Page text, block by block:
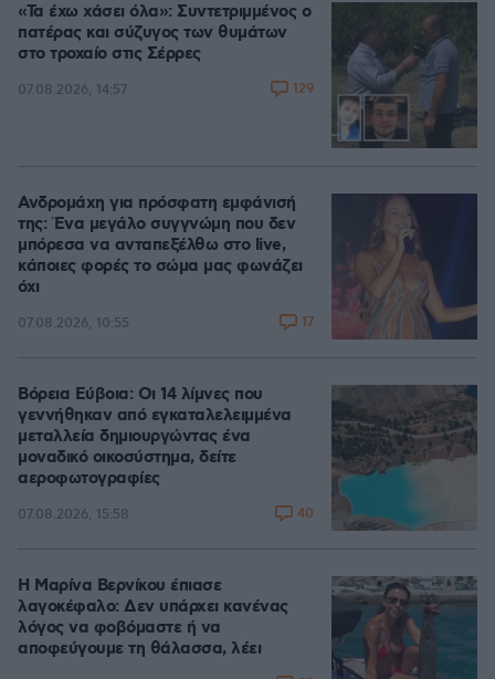
«Τα έχω χάσει όλα»: Συντετριμμένος ο
πατέρας και σύζυγος των θυμάτων
στο τροχαίο στις Σέρρες
07.08.2026, 14:57 129
Ανδρομάχη για πρόσφατη εμφάνισή
της: Ένα μεγάλο συγγνώμη που δεν
μπόρεσα να ανταπεξέλθω στο live,
κάποιες φορές το σώμα μας φωνάζει
όχι
07.08.2026, 10:55 17
Βόρεια Εύβοια: Οι 14 λίμνες που
γεννήθηκαν από εγκαταλελειμμένα
μεταλλεία δημιουργώντας ένα
μοναδικό οικοσύστημα, δείτε
αεροφωτογραφίες
07.08.2026, 15:58 40
Η Μαρίνα Βερνίκου έπιασε
λαγοκέφαλο: Δεν υπάρχει κανένας
λόγος να φοβόμαστε ή να
αποφεύγουμε τη θάλασσα, λέει